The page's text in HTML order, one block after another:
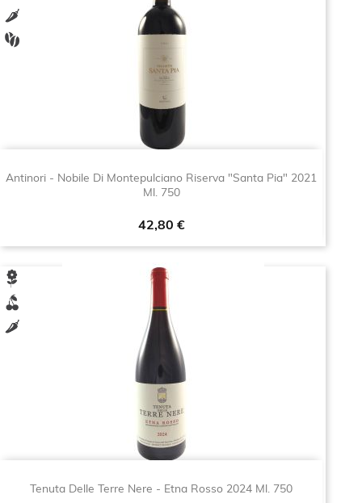
Antinori - Nobile Di Montepulciano Riserva "Santa Pia" 2021
Ml. 750
Prezzo
42,80 €
Tenuta Delle Terre Nere - Etna Rosso 2024 Ml. 750